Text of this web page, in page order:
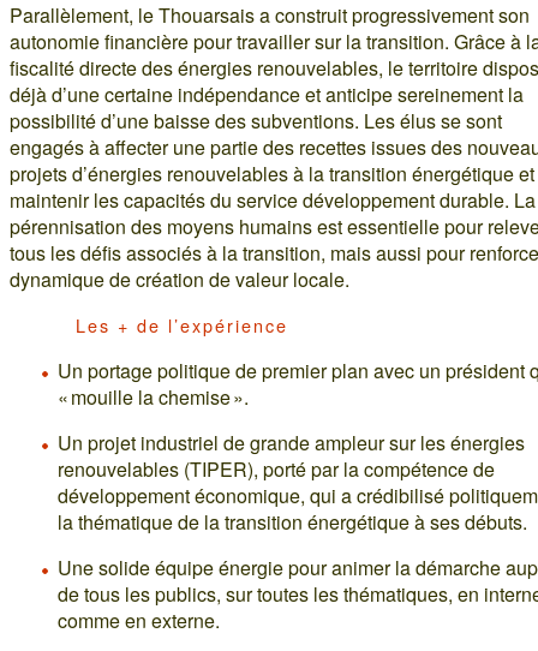
Parallèlement, le Thouarsais a construit progressivement son
autonomie financière pour travailler sur la transition. Grâce à
fiscalité directe des énergies renouvelables, le territoire
déjà d’une certaine indépendance et anticipe sereinement la
possibilité d’une baisse des subventions. Les élus se sont
engagés à affecter une partie des recettes issues des
projets d’énergies renouvelables à la transition énergétique
maintenir les capacités du service développement durable. La
pérennisation des moyens humains est essentielle pour
tous les défis associés à la transition, mais aussi pour
dynamique de création de valeur locale.
Les + de l’expérience
Un portage politique de premier plan avec un président
« mouille la chemise ».
Un projet industriel de grande ampleur sur les énergies
renouvelables (TIPER), porté par la compétence de
développement économique, qui a crédibilisé
la thématique de la transition énergétique à ses débuts.
Une solide équipe énergie pour animer la démarche
de tous les publics, sur toutes les thématiques, en
comme en externe.